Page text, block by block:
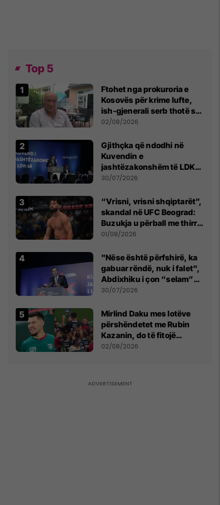
Top 5
Ftohet nga prokuroria e
Kosovës për krime lufte,
ish-gjenerali serb thotë se
dikush e tradhtoi në
02/08/2026
Gjithçka që ndodhi në
Kuvendin e
jashtëzakonshëm të LDK-
së
30/07/2026
“Vrisni, vrisni shqiptarët”,
skandal në UFC Beograd:
Buzukja u përball me thirrje
anti-shqiptare nga
01/08/2026
"Nëse është përfshirë, ka
gabuar rëndë, nuk i falet",
Abdixhiku i çon “selam”
Përparim Ramës
30/07/2026
Mirlind Daku mes lotëve
përshëndetet me Rubin
Kazanin, do të fitojë
miliona te Spartak Moska
02/08/2026